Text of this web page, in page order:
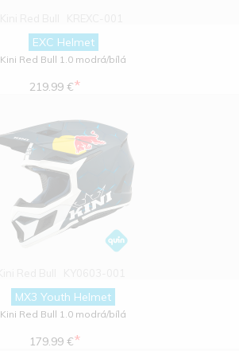
EXC Helmet
Kini Red Bull 1.0 modrá/bílá
219.99 €*
MX3 Youth Helmet
Kini Red Bull 1.0 modrá/bílá
179.99 €*